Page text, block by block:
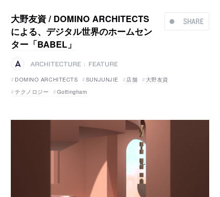
SHARE
大野友資 / DOMINO ARCHITECTS
による、デジタル世界のホームセン
ター「BABEL」
ARCHITECTURE
FEATURE
DOMINO ARCHITECTS
SUNJUNJIE 店舗
大野友資
テクノロジー
Gottingham